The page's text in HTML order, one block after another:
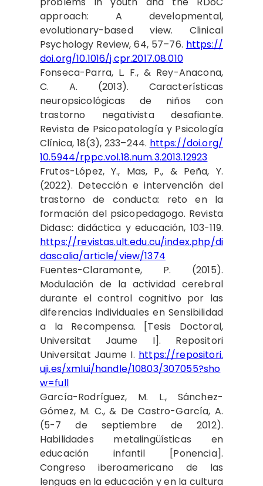
approach: A developmental,
evolutionary-based view. Clinical
Psychology Review, 64, 57–76. https://
doi.org/10.1016/j.cpr.2017.08.010
Fonseca-Parra, L. F., & Rey-Anacona,
C. A. (2013). Características
neuropsicológicas de niños con
trastorno negativista desafiante.
Revista de Psicopatología y Psicología
Clínica, 18(3), 233–244. https://doi.org/
10.5944/rppc.vol.18.num.3.2013.12923
Frutos-López, Y., Mas, P., & Peña, Y.
(2022). Detección e intervención del
trastorno de conducta: reto en la
formación del psicopedagogo. Revista
Didasc: didáctica y educación, 103-119.
https://revistas.ult.edu.cu/index.php/di
dascalia/article/view/1374
Fuentes-Claramonte, P. (2015).
Modulación de la actividad cerebral
durante el control cognitivo por las
diferencias individuales en Sensibilidad
a la Recompensa. [Tesis Doctoral,
Universitat Jaume I]. Repositori
Universitat Jaume I. https://repositori.
uji.es/xmlui/handle/10803/307055?sho
w=full
García-Rodríguez, M. L., Sánchez-
Gómez, M. C., & De Castro-García, A.
(5-7 de septiembre de 2012).
Habilidades metalingüísticas en
educación infantil [Ponencia].
Congreso iberoamericano de las
lenguas en la educación y en la cultura